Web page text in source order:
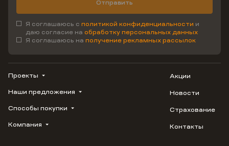
Отправить
Я соглашаюсь с политикой конфиденциальности и
даю согласие на обработку персональных данных
Я соглашаюсь на получение рекламных рассылок
Проекты
ВЕРН
1799
Наши предложения
Купить квартиру
Студию
Способы покупки
Трейд-ин
Компания
Акции
Новости
Страхование
Контакты